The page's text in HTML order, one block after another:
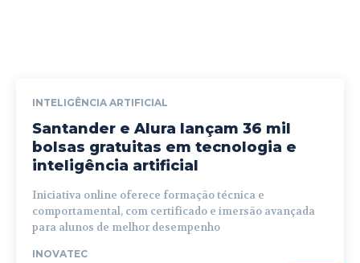
INTELIGÊNCIA ARTIFICIAL
Santander e Alura lançam 36 mil
bolsas gratuitas em tecnologia e
inteligência artificial
Iniciativa online oferece formação técnica e
comportamental, com certificado e imersão avançada
para alunos de melhor desempenho
INOVATEC